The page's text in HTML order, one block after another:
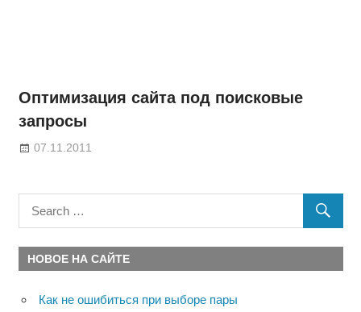
Оптимизация сайта под поисковые
запросы
07.11.2011
НОВОЕ НА САЙТЕ
Как не ошибиться при выборе пары